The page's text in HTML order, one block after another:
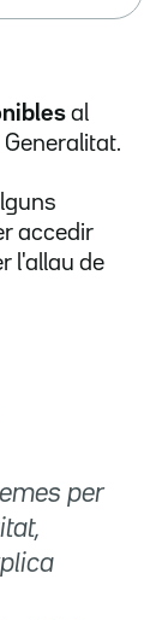
al
Generalitat.
accedir
l'allau de
per